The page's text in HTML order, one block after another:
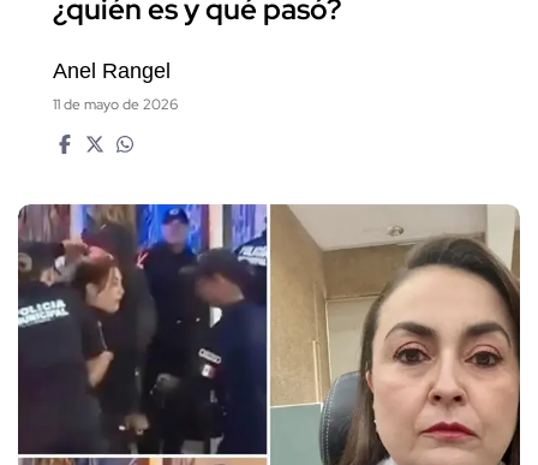
¿quién es y qué pasó?
Anel Rangel
11 de mayo de 2026